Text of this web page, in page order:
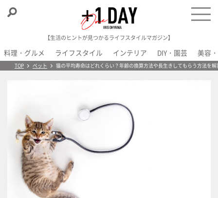
【生活のヒントが見つかるライフスタイルマガジン】
料理・グルメ ライフスタイル インテリア DIY・園芸 美容
TOP＋1 Day
ペット 猫の平均寿命はどれくらい？年齢の換算方法や長生きしてもらう方法を解